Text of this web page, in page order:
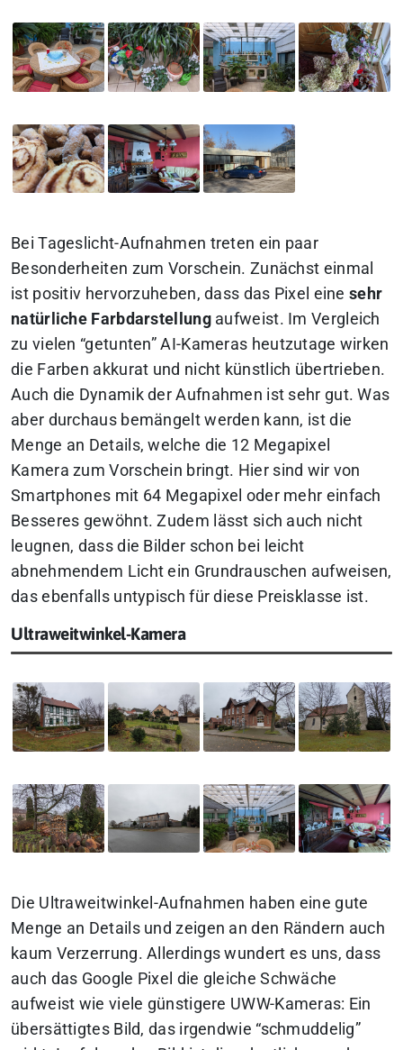
Bei Tageslicht-Aufnahmen treten ein paar
Besonderheiten zum Vorschein. Zunächst einmal
ist positiv hervorzuheben, dass das Pixel einesehr
natürliche Farbdarstellungaufweist. Im Vergleich
zu vielen “getunten” AI-Kameras heutzutage wirken
die Farben akkurat und nicht künstlich übertrieben.
Auch die Dynamik der Aufnahmen ist sehr gut. Was
aber durchaus bemängelt werden kann, ist die
Menge an Details, welche die 12 Megapixel
Kamera zum Vorschein bringt. Hier sind wir von
Smartphones mit 64 Megapixel oder mehr einfach
Besseres gewöhnt. Zudem lässt sich auch nicht
leugnen, dass die Bilder schon bei leicht
abnehmendem Licht ein Grundrauschen aufweisen,
das ebenfalls untypisch für diese Preisklasse ist.
Ultraweitwinkel-Kamera
Die Ultraweitwinkel-Aufnahmen haben eine gute
Menge an Details und zeigen an den Rändern auch
kaum Verzerrung. Allerdings wundert es uns, dass
auch das Google Pixel die gleiche Schwäche
aufweist wie viele günstigere UWW-Kameras: Ein
übersättigtes Bild, das irgendwie “schmuddelig”